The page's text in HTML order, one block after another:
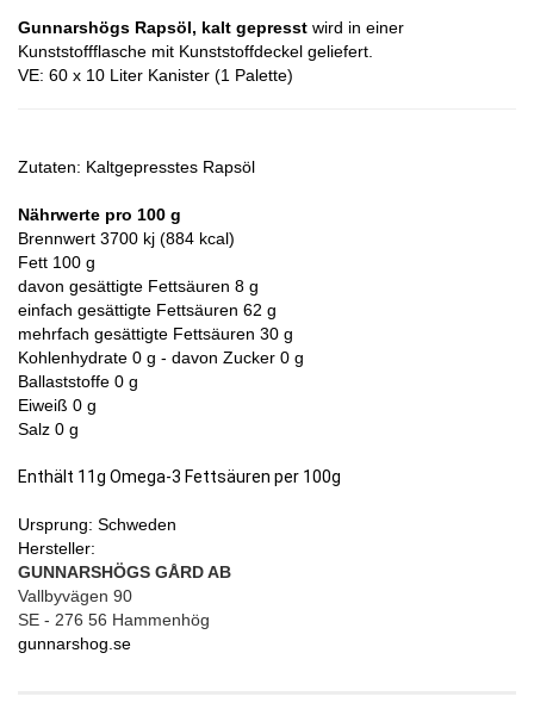
Gunnarshögs Rapsöl, kalt gepresst wird in einer
Kunststoffflasche mit Kunststoffdeckel geliefert.
VE: 60 x 10 Liter Kanister (1 Palette)
Zutaten: Kaltgepresstes Rapsöl
Nährwerte pro 100 g
Brennwert 3700 kj (884 kcal)
Fett 100 g
davon gesättigte Fettsäuren 8 g
einfach gesättigte Fettsäuren 62 g
mehrfach gesättigte Fettsäuren 30 g
Kohlenhydrate 0 g - davon Zucker 0 g
Ballaststoffe 0 g
Eiweiß 0 g
Salz 0 g
Enthält 11g Omega-3 Fettsäuren per 100g
Ursprung: Schweden
Hersteller:
GUNNARSHÖGS GÅRD AB
Vallbyvägen 90
SE - 276 56 Hammenhög
gunnarshog.se